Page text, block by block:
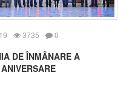
3735 0
DE ÎNMÂNARE A